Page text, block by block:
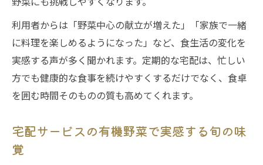
利用者からは「野菜中心の献立が増えた」「家族で一緒
に料理を楽しめるようになった」など、食生活の変化を
実感する声が多く聞かれます。定期的な宅配は、忙しい
方でも健康的な食事を続けやすくするだけでなく、食卓
を囲む時間そのものの質も高めてくれます。
宅配サービスの有機野菜で実感する旬の味
覚